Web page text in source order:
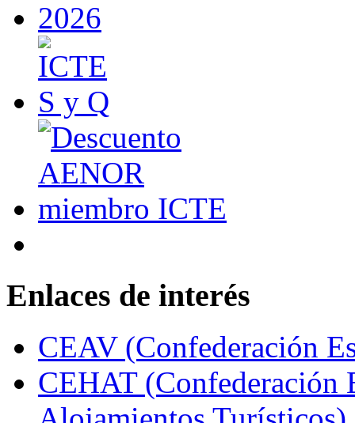
Enlaces de interés
CEAV (Confederación
CEHAT (Confederación